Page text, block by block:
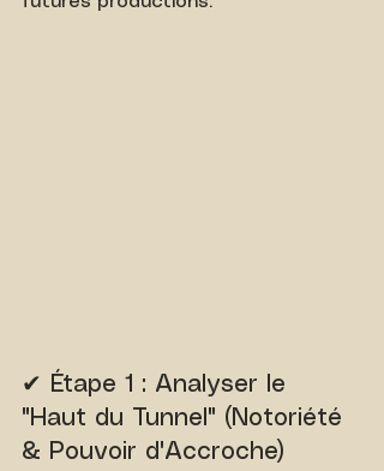
✔ Étape 1 : Analyser le
"Haut du Tunnel" (Notoriété
& Pouvoir d'Accroche)